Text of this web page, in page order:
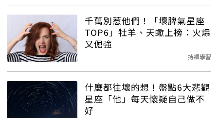
千萬別惹他們！「壞脾氣星座
TOP6」牡羊、天蠍上榜：火爆
又倔強
持續學習
什麼都往壞的想！盤點6大悲觀
星座「他」每天懷疑自己做不
好